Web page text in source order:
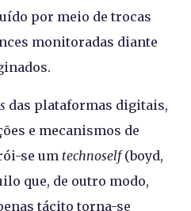
por meio de trocas
monitoradas diante
das plataformas digitais,
e mecanismos de
se um technoself(boyd,
que, de outro modo,
tácito torna-se